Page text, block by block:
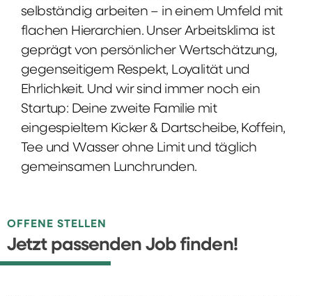
selbständig arbeiten – in einem Umfeld mit
flachen Hierarchien. Unser Arbeitsklima ist
geprägt von persönlicher Wertschätzung,
gegenseitigem Respekt, Loyalität und
Ehrlichkeit. Und wir sind immer noch ein
Startup: Deine zweite Familie mit
eingespieltem Kicker & Dartscheibe, Koffein,
Tee und Wasser ohne Limit und täglich
gemeinsamen Lunchrunden.
OFFENE STELLEN
Jetzt passenden Job finden!